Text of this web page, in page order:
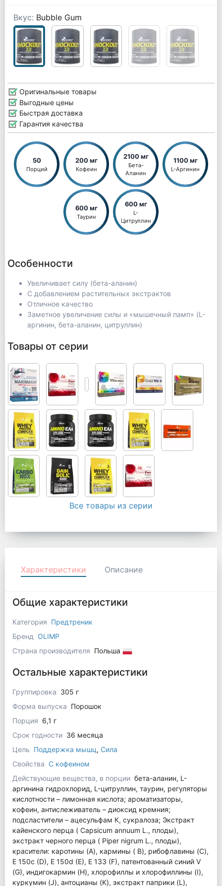
Вкус: Bubble Gum
Оригинальные товары
Выгодные цены
Быстрая доставка
Гарантия качества
50
Порций
200 мг
Кофеин
2100 мг
Бета-
Аланин
1100 мг
L-Аргинин
600 мг
Таурин
600 мг
L-
Цитруллин
Особенности
Увеличивает силу (бета-аланин)
С добавлением растительных экстрактов
Отличное качество
Заметное увеличение силы и «мышечный памп» (L-
аргинин, бета-аланин, цитруллин)
Товары от серии
Все товары из серии
Характеристики Описание
Общие характеристики
Категория Предтреник
Бренд
OLIMP
Страна производителя Польша
Остальные характеристики
Группировка 305 г
Форма выпуска Порошок
Порция 6,1 г
Срок годности 36 месяца
Цель Поддержка мышц, Сила
Свойства С кофеином
Действующие вещества, в порции бета-аланин, L-
аргинина гидрохлорид, L-цитруллин, таурин, регуляторы
кислотности – лимонная кислота; ароматизаторы,
кофеин, антислеживатель – диоксид кремния;
подсластители – ацесульфам К, сукралоза; Экстракт
кайенского перца ( Capsicum annuum L., плоды),
экстракт черного перца ( Piper nigrum L., плоды),
красители: каротины (A), кармины ( B), рибофлавины (C),
E 150c (D), E 150d (E), E 133 (F), патентованный синий V
(G), индигокармин (H), хлорофиллы и хлорофиллины (I),
куркумин (J), антоцианы (K), экстракт паприки (L),